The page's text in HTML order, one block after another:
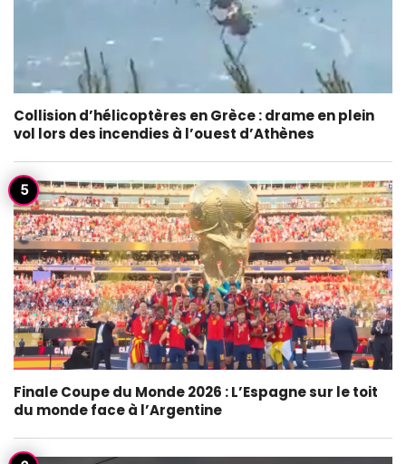
Collision d’hélicoptères en Grèce : drame en plein
vol lors des incendies à l’ouest d’Athènes
Finale Coupe du Monde 2026 : L’Espagne sur le toit
du monde face à l’Argentine